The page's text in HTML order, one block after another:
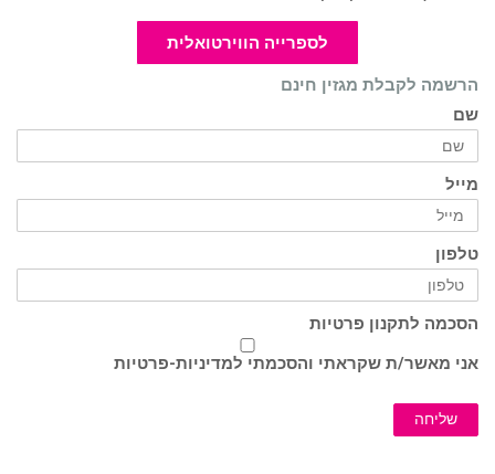
לספרייה הווירטואלית
הרשמה לקבלת מגזין חינם
שם
מייל
טלפון
הסכמה לתקנון פרטיות
אני מאשר/ת שקראתי והסכמתי למדיניות-פרטיות
שליחה